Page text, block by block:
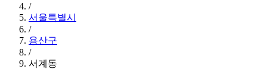
/
서울특별시
/
용산구
/
서계동